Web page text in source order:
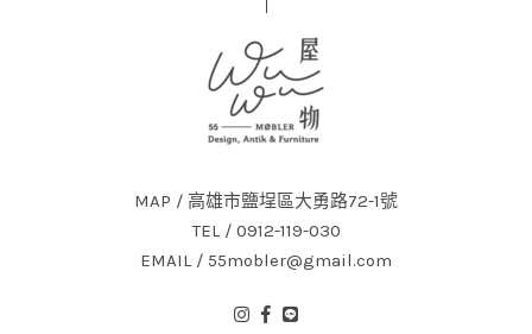
MAP / 高雄市鹽埕區大勇路72-1號
TEL / 0912-119-030
EMAIL / 55mobler@gmail.com